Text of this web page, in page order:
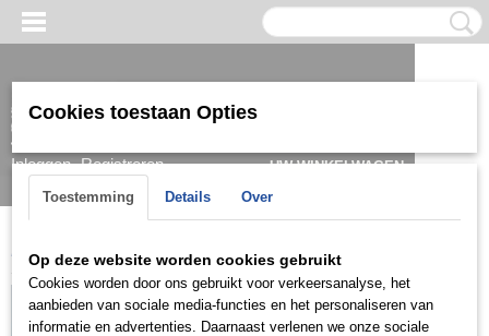
Inloggen Registreren
UW WINKELWAGEN
Home > > Damesringen Ringen zilver >
Cookies toestaan Opties
Toestemming Details Over
Op deze website worden cookies gebruikt
Cookies worden door ons gebruikt voor verkeersanalyse, het
aanbieden van sociale media-functies en het personaliseren van
informatie en advertenties. Daarnaast verlenen we onze sociale